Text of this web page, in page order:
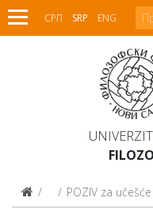
СРП SRP ENG
NajavePOZIV za učešće na Četvrtom